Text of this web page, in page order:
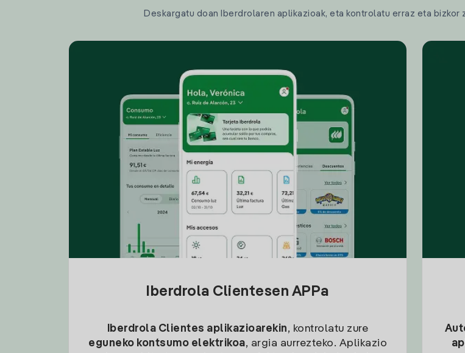
Deskargatu doan Iberdrolaren aplikazioak, eta kontrolatu erraz eta
Iberdrola Clientesen APPa
Iberdrola Clientes aplikazioarekin, kontrolatu zure
eguneko kontsumo elektrikoa, argia aurrezteko. Aplikazio